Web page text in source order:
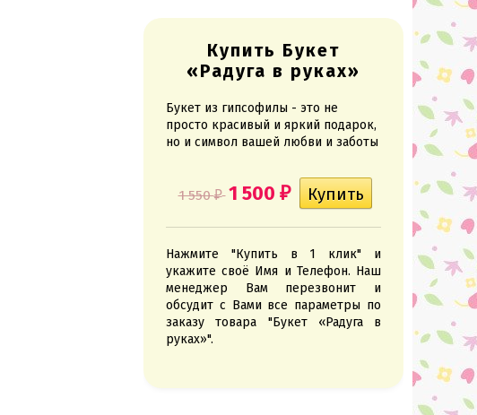
Купить Букет
«Радуга в руках»
Букет из гипсофилы - это не
просто красивый и яркий подарок,
но и символ вашей любви и заботы
1 550₽ 1 500 ₽
Нажмите "Купить в 1 клик" и
укажите своё Имя и Телефон. Наш
менеджер Вам перезвонит и
обсудит с Вами все параметры по
заказу товара "Букет «Радуга в
руках»".